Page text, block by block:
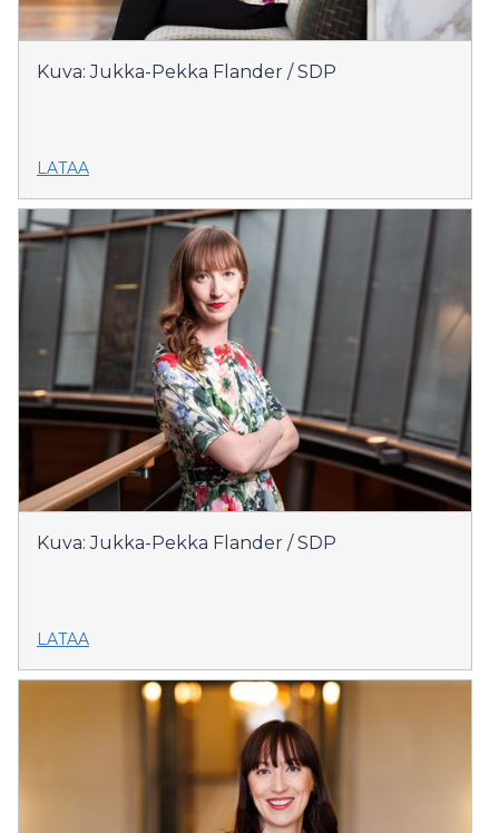
Kuva: Jukka-Pekka Flander / SDP
LATAA
Kuva: Jukka-Pekka Flander / SDP
LATAA